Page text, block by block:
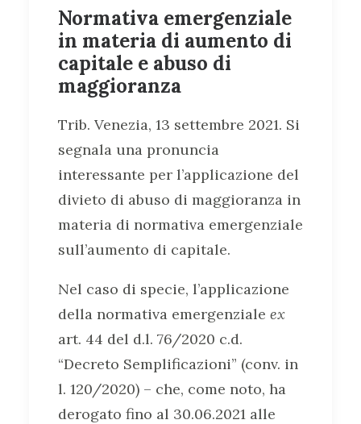
Normativa emergenziale
in materia di aumento di
capitale e abuso di
maggioranza
Trib. Venezia, 13 settembre 2021. Si
segnala una pronuncia
interessante per l’applicazione del
divieto di abuso di maggioranza in
materia di normativa emergenziale
sull’aumento di capitale.
Nel caso di specie, l’applicazione
della normativa emergenziale ex
art. 44 del d.l. 76/2020 c.d.
“Decreto Semplificazioni” (conv. in
l. 120/2020) – che, come noto, ha
derogato fino al 30.06.2021 alle